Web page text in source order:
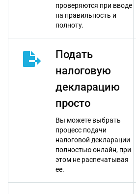
проверяются при вводе
на правильность и
полноту.
Подать
налоговую
декларацию
просто
Вы можете выбрать
процесс подачи
налоговой декларации
полностью онлайн, при
этом не распечатывая
ее.